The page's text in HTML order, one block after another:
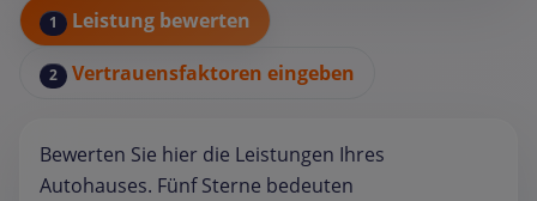
1 Leistung bewerten
2 Vertrauensfaktoren eingeben
Bewerten Sie hier die Leistungen Ihres
Autohauses. Fünf Sterne bedeuten